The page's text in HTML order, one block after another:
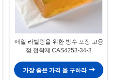
매일 라벨링을 위한 방수 포장 고융
점 접착제 CAS4253-34-3
가장 좋은 가격 을 구하라